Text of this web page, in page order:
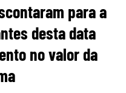
para a
desta data
no valor da